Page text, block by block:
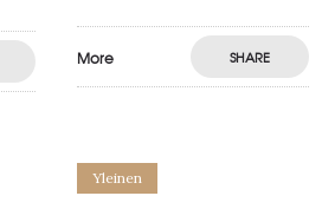
More SHARE
Yleinen